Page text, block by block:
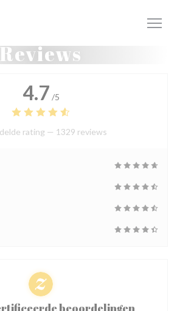
Reviews
4.7 /5
rating — 1329 reviews
beoordelingen